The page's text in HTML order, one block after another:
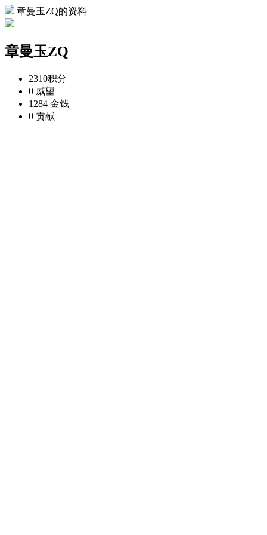
章曼玉ZQ的资料
章曼玉ZQ
2310积分
0 威望
1284 金钱
0 贡献